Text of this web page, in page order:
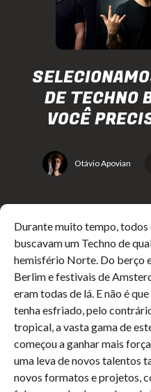
DE TECHNO
VOCÊ
Otávio Apovian
Durante muito tempo, todos
buscavam um Techno de
hemisfério Norte. Do berço
Berlim e festivais de
eram todas de lá. E não é
tenha esfriado, pelo
tropical, a vasta gama de
começou a ganhar mais
uma leva de novos talentos
novos formatos e projetos,